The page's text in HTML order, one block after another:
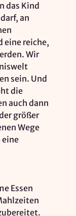
das Kind
an
eine reiche,
Wir
sein. Und
die
auch dann
größer
Wege
eine
Essen